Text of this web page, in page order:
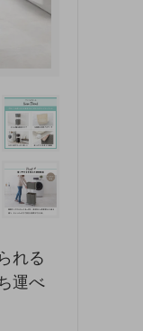
れる
運べ